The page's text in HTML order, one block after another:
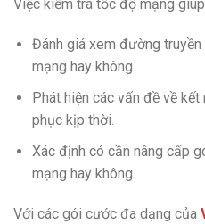
Việc kiểm tra tốc độ mạng
Đánh giá xem đường
mạng hay không.
Phát hiện các vấn đề về
phục kịp thời.
Xác định có cần nâng cấp
mạng hay không.
Với các gói cước đa dạng của